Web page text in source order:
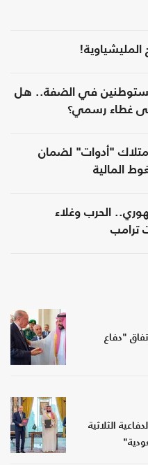
المليشياوية!
في الضفة.. هل
غطاء رسمي؟
امتلاك "أدوات" لضمان
المالية
الحرب وغلاء
ترامب
"دفاع
الثلاثية